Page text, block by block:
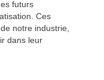
futurs
Ces
notre industrie,
dans leur